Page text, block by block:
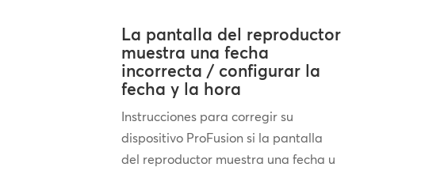
La pantalla del reproductor
muestra una fecha
incorrecta / configurar la
fecha y la hora
Instrucciones para corregir su
dispositivo ProFusion si la pantalla
del reproductor muestra una fecha u